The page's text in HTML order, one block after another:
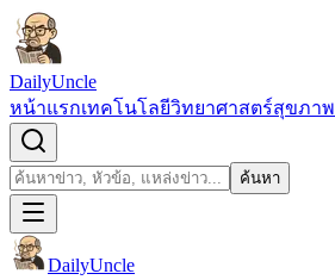
ข้ามไปยังเนื้อหา
DailyUncle
หน้าแรกเทคโนโลยีวิทยาศาสตร์สุขภาพ
ค้นหา ค้นหา
DailyUncle